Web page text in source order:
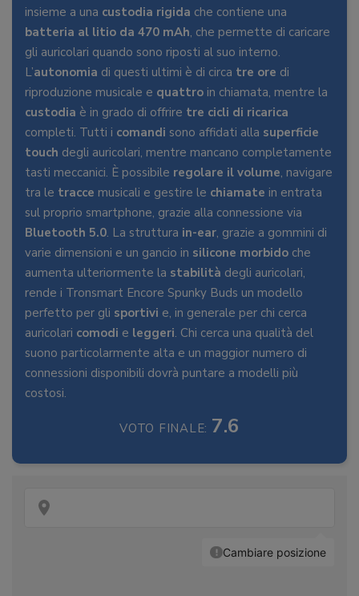
insieme a una custodia rigida che contiene una
batteria al litio da 470 mAh, che permette di caricare
gli auricolari quando sono riposti al suo interno.
L’autonomia di questi ultimi è di circa tre ore di
riproduzione musicale e quattro in chiamata, mentre la
custodia è in grado di offrire tre cicli di ricarica
completi. Tutti i comandi sono affidati alla superficie
touch degli auricolari, mentre mancano completamente
tasti meccanici. È possibile regolare il volume, navigare
tra le tracce musicali e gestire le chiamate in entrata
sul proprio smartphone, grazie alla connessione via
Bluetooth 5.0. La struttura in-ear, grazie a gommini di
varie dimensioni e un gancio in silicone morbido che
aumenta ulteriormente la stabilità degli auricolari,
rende i Tronsmart Encore Spunky Buds un modello
perfetto per gli sportivi e, in generale per chi cerca
auricolari comodi e leggeri. Chi cerca una qualità del
suono particolarmente alta e un maggior numero di
connessioni disponibili dovrà puntare a modelli più
costosi.
VOTO FINALE: 7.6